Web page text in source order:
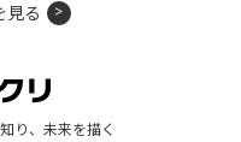
見る
り、未来を描く